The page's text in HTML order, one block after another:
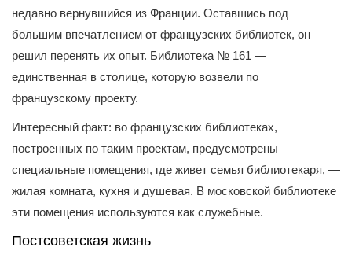
недавно вернувшийся из Франции. Оставшись под
большим впечатлением от французских библиотек, он
решил перенять их опыт. Библиотека № 161 —
единственная в столице, которую возвели по
французскому проекту.
Интересный факт: во французских библиотеках,
построенных по таким проектам, предусмотрены
специальные помещения, где живет семья библиотекаря, —
жилая комната, кухня и душевая. В московской библиотеке
эти помещения используются как служебные.
Постсоветская жизнь